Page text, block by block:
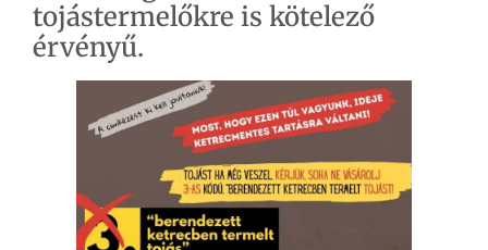
tojástermelőkre is kötelező
érvényű.